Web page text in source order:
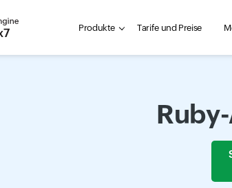
Produkte Tarife und Preise